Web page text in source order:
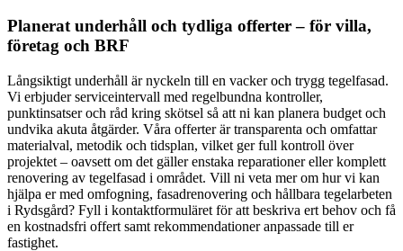
Planerat underhåll och tydliga offerter – för villa,
företag och BRF
Långsiktigt underhåll är nyckeln till en vacker och trygg tegelfasad.
Vi erbjuder serviceintervall med regelbundna kontroller,
punktinsatser och råd kring skötsel så att ni kan planera budget och
undvika akuta åtgärder. Våra offerter är transparenta och omfattar
materialval, metodik och tidsplan, vilket ger full kontroll över
projektet – oavsett om det gäller enstaka reparationer eller komplett
renovering av tegelfasad i området. Vill ni veta mer om hur vi kan
hjälpa er med omfogning, fasadrenovering och hållbara tegelarbeten
i Rydsgård? Fyll i kontaktformuläret för att beskriva ert behov och få
en kostnadsfri offert samt rekommendationer anpassade till er
fastighet.